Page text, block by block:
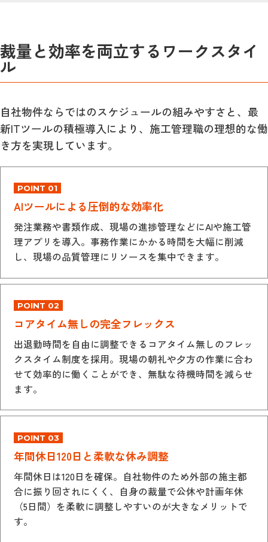
裁量と効率を両立するワークスタイ
ル
自社物件ならではのスケジュールの組みやすさと、最
新ITツールの積極導入により、施工管理職の理想的な働
き方を実現しています。
POINT 01
AIツールによる圧倒的な効率化
発注業務や書類作成、現場の進捗管理などにAIや施工管
理アプリを導入。事務作業にかかる時間を大幅に削減
し、現場の品質管理にリソースを集中できます。
POINT 02
コアタイム無しの完全フレックス
出退勤時間を自由に調整できるコアタイム無しのフレッ
クスタイム制度を採用。現場の朝礼や夕方の作業に合わ
せて効率的に働くことができ、無駄な待機時間を減らせ
ます。
POINT 03
年間休日120日と柔軟な休み調整
年間休日は120日を確保。自社物件のため外部の施主都
合に振り回されにくく、自身の裁量で公休や計画年休
（5日間）を柔軟に調整しやすいのが大きなメリットで
す。